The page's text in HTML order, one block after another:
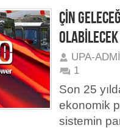
ÇİN
UPA-
1
Son 25
ekonomik
sistemin